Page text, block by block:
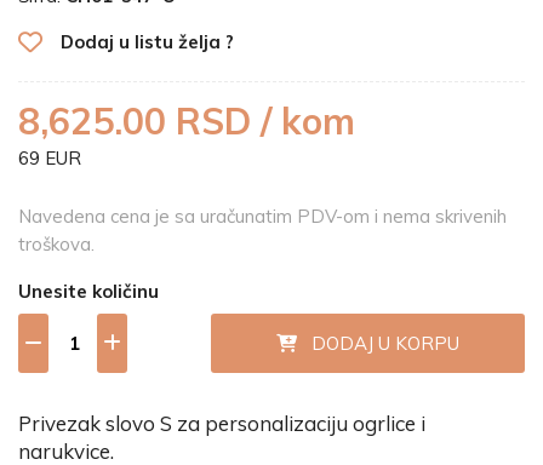
Dodaj u listu želja ?
8,625.00 RSD / kom
69 EUR
Navedena cena je sa uračunatim PDV-om i nema skrivenih
troškova.
Unesite količinu
DODAJ U KORPU
Privezak slovo S za personalizaciju ogrlice i
narukvice.